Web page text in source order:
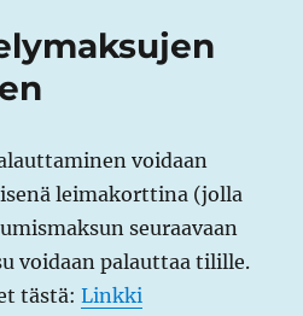
voidaan
leimakorttina (jolla
seuraavaan
voidaan palauttaa tilille.
tästä:Linkki